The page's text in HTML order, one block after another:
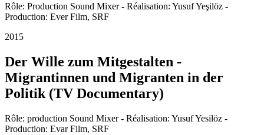
Rôle: Production Sound Mixer - Réalisation: Yusuf Yeşilöz -
Production: Ever Film, SRF
2015
Der Wille zum Mitgestalten -
Migrantinnen und Migranten in der
Politik (TV Documentary)
Rôle: production Sound Mixer - Réalisation: Yusuf Yesilöz -
Production: Evar Film, SRF